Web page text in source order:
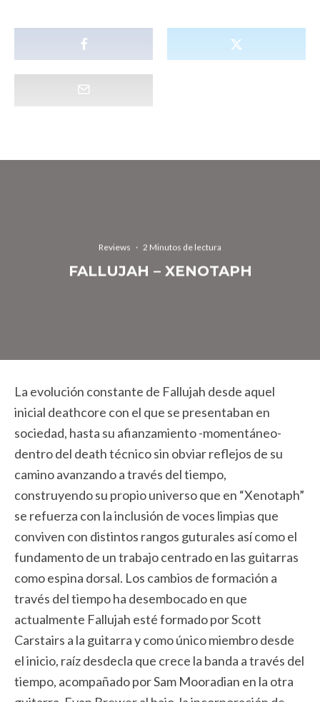
Reviews · 2 Minutos de lectura
FALLUJAH – XENOTAPH
La evolución constante de Fallujah desde aquel
inicial deathcore con el que se presentaban en
sociedad, hasta su afianzamiento -momentáneo-
dentro del death técnico sin obviar reflejos de su
camino avanzando a través del tiempo,
construyendo su propio universo que en “Xenotaph”
se refuerza con la inclusión de voces limpias que
conviven con distintos rangos guturales así como el
fundamento de un trabajo centrado en las guitarras
como espina dorsal. Los cambios de formación a
través del tiempo ha desembocado en que
actualmente Fallujah esté formado por Scott
Carstairs a la guitarra y como único miembro desde
el inicio, raíz desdecla que crece la banda a través del
tiempo, acompañado por Sam Mooradian en la otra